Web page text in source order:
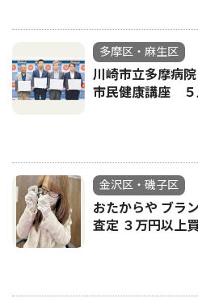
多摩区・麻生区
川崎市立多摩病
市民健康講座
金沢区・磯子区
おたからや ブラ
査定 ３万円以上